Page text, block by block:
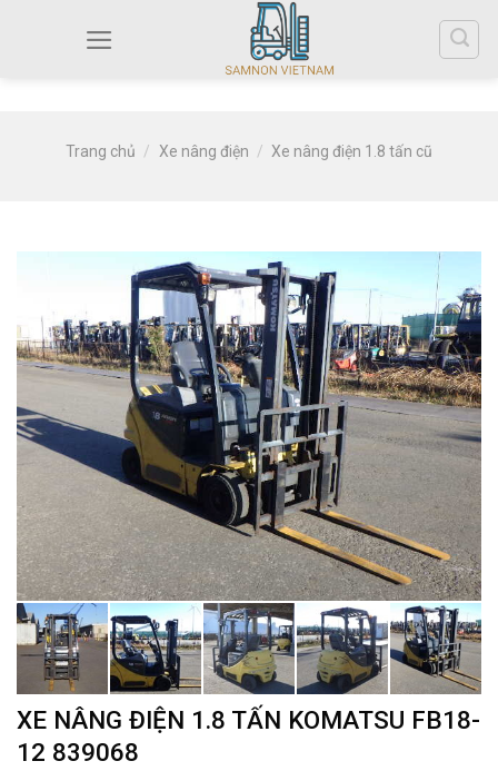
Trang chủ / Xe nâng điện / Xe nâng điện 1.8 tấn cũ
XE NÂNG ĐIỆN 1.8 TẤN KOMATSU FB18-
12 839068